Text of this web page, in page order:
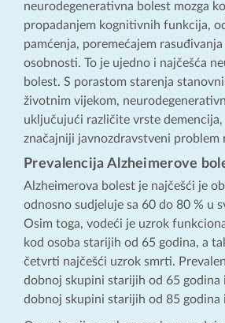
neurodegenerativna bolest mozga
propadanjem kognitivnih funkcija,
pamćenja, poremećajem
osobnosti. To je ujedno i najčešća
bolest. S porastom starenja
životnim vijekom,
uključujući različite vrste demencija,
značajniji javnozdravstveni problem
Prevalencija Alzheimerove
Alzheimerova bolest je najčešći je
odnosno sudjeluje sa 60 do 80 % u
Osim toga, vodeći je uzrok
kod osoba starijih od 65 godina, a
četvrti najčešći uzrok smrti.
dobnoj skupini starijih od 65 godina
dobnoj skupini starijih od 85 godina